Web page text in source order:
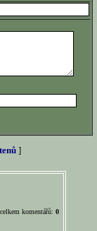
]
, celkem komentářů: 0